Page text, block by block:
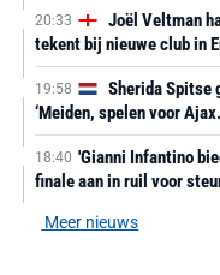
20:33
Joël Veltman
tekent bij nieuwe club in
19:58
Sherida Spitse
‘Meiden, spelen voor
18:40 'Gianni Infantino
finale aan in ruil voor
Meer nieuws